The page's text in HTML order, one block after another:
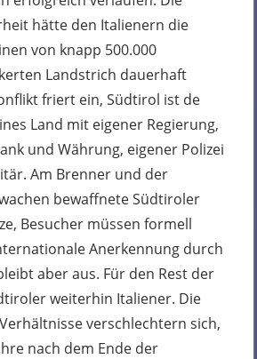
hätte den Italienern die
von knapp 500.000
Landstrich dauerhaft
friert ein, Südtirol ist de
Land mit eigener Regierung,
und Währung, eigener Polizei
Am Brenner und der
bewaffnete Südtiroler
Besucher müssen formell
Anerkennung durch
aber aus. Für den Rest der
weiterhin Italiener. Die
verschlechtern sich,
nach dem Ende der